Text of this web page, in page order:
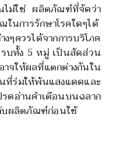
ไม่ใช่ ผลิตภัณฑ์ที่จัดว่า
นการรักษาโรคใดๆได้
ๆควรได้จากการบริโภค
บทั้ง 5 หมู่ เป็นสัดส่วน
ให้ผลที่แตกต่างกันใน
ที่ร่มให้พ้นแสงแดดและ
านคำเตือนบนฉลาก
บผลิตภัณฑ์ก่อนใช้